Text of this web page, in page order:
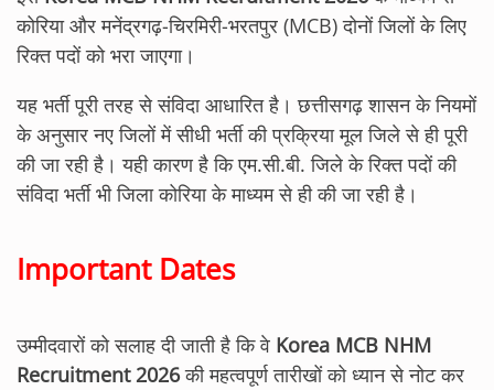
कोरिया और मनेंद्रगढ़-चिरमिरी-भरतपुर (MCB) दोनों जिलों के लिए
रिक्त पदों को भरा जाएगा।
यह भर्ती पूरी तरह से संविदा आधारित है। छत्तीसगढ़ शासन के नियमों
के अनुसार नए जिलों में सीधी भर्ती की प्रक्रिया मूल जिले से ही पूरी
की जा रही है। यही कारण है कि एम.सी.बी. जिले के रिक्त पदों की
संविदा भर्ती भी जिला कोरिया के माध्यम से ही की जा रही है।
Important Dates
उम्मीदवारों को सलाह दी जाती है कि वे Korea MCB NHM
Recruitment 2026की महत्वपूर्ण तारीखों को ध्यान से नोट कर